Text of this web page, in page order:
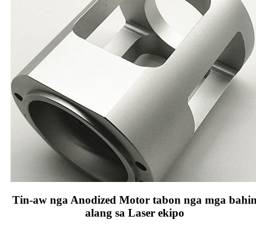
Tin-aw nga Anodized Motor tabon nga mga
alang sa Laser ekipo